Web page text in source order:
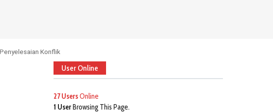
Konflik
User Online
27 UsersOnline
1 UserBrowsing This Page.